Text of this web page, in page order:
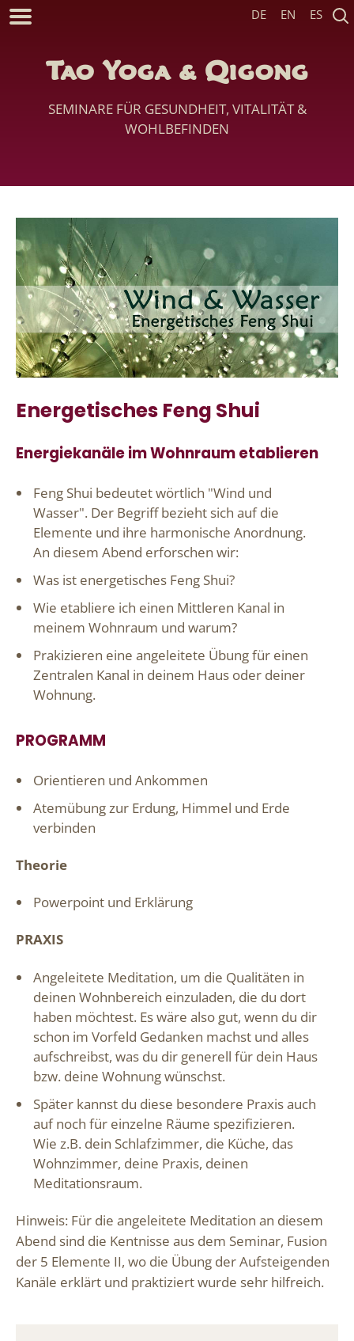
Tao Yoga & Qigong
SEMINARE FÜR GESUNDHEIT, VITALITÄT &
WOHLBEFINDEN
DE EN ES
Energetisches Feng Shui
Energiekanäle im Wohnraum etablieren
Feng Shui bedeutet wörtlich "Wind und
Wasser". Der Begriff bezieht sich auf die
Elemente und ihre harmonische Anordnung.
An diesem Abend erforschen wir:
Was ist energetisches Feng Shui?
Wie etabliere ich einen Mittleren Kanal in
meinem Wohnraum und warum?
Prakizieren eine angeleitete Übung für einen
Zentralen Kanal in deinem Haus oder deiner
Wohnung.
PROGRAMM
Orientieren und Ankommen
Atemübung zur Erdung, Himmel und Erde
verbinden
Theorie
Powerpoint und Erklärung
PRAXIS
Angeleitete Meditation, um die Qualitäten in
deinen Wohnbereich einzuladen, die du dort
haben möchtest. Es wäre also gut, wenn du dir
schon im Vorfeld Gedanken machst und alles
aufschreibst, was du dir generell für dein Haus
bzw. deine Wohnung wünschst.
Später kannst du diese besondere Praxis auch
auf noch für einzelne Räume spezifizieren.
Wie z.B. dein Schlafzimmer, die Küche, das
Wohnzimmer, deine Praxis, deinen
Meditationsraum.
Hinweis: Für die angeleitete Meditation an diesem
Abend sind die Kentnisse aus dem Seminar, Fusion
der 5 Elemente II, wo die Übung der Aufsteigenden
Kanäle erklärt und praktiziert wurde sehr hilfreich.